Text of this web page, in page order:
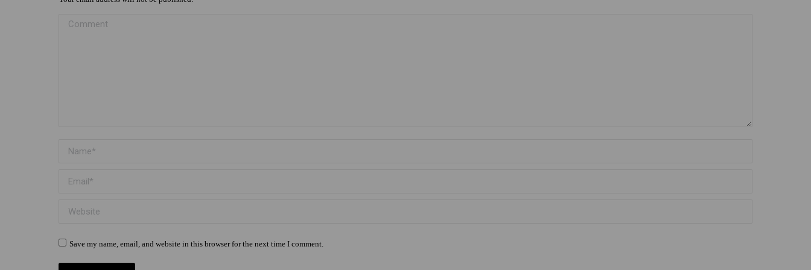
Comment
Name *
Email *
Website
Save my name, email, and website in this browser for the next time I comment.